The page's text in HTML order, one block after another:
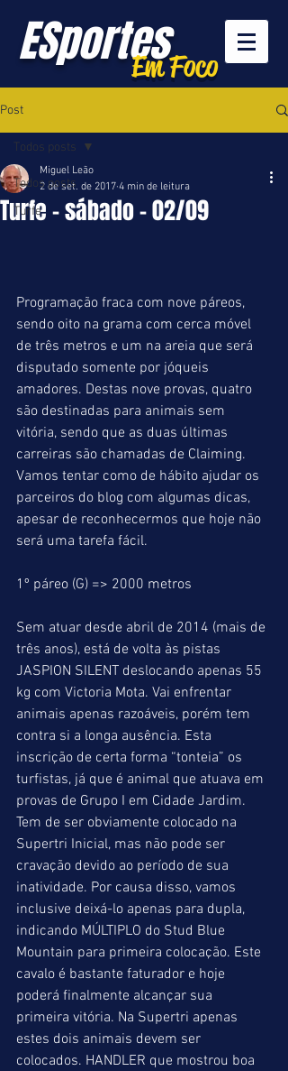
ESportesEm Foco
Post
Todos posts
Turfe
Todos posts
Turfe - sábado - 02/09
Miguel Leão
2 de set. de 2017 4 min de leitura
Programação fraca com nove páreos,
sendo oito na grama com cerca móvel
de três metros e um na areia que será
disputado somente por jóqueis
amadores. Destas nove provas, quatro
são destinadas para animais sem
vitória, sendo que as duas últimas
carreiras são chamadas de Claiming.
Vamos tentar como de hábito ajudar os
parceiros do blog com algumas dicas,
apesar de reconhecermos que hoje não
será uma tarefa fácil.
1º páreo (G) => 2000 metros
Sem atuar desde abril de 2014 (mais de
três anos), está de volta às pistas
JASPION SILENT deslocando apenas 55
kg com Victoria Mota. Vai enfrentar
animais apenas razoáveis, porém tem
contra si a longa ausência. Esta
inscrição de certa forma “tonteia” os
turfistas, já que é animal que atuava em
provas de Grupo I em Cidade Jardim.
Tem de ser obviamente colocado na
Supertri Inicial, mas não pode ser
cravação devido ao período de sua
inatividade. Por causa disso, vamos
inclusive deixá-lo apenas para dupla,
indicando MÚLTIPLO do Stud Blue
Mountain para primeira colocação. Este
cavalo é bastante faturador e hoje
poderá finalmente alcançar sua
primeira vitória. Na Supertri apenas
estes dois animais devem ser
colocados. HANDLER que mostrou boa